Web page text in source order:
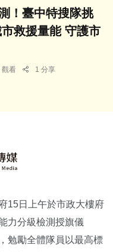
！臺中特搜隊挑
救援量能 守護市
觀看 1 分享
15日上午於市政大樓府
力分級檢測授旗儀
勉勵全體隊員以最高標